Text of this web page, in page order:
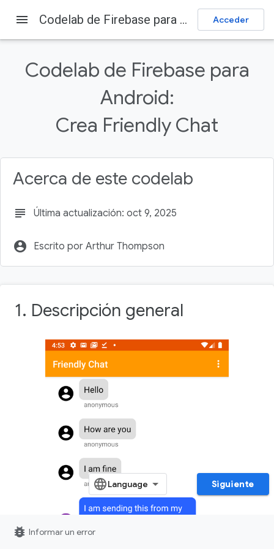
Firebase Firebase Codelabs
1. Descripción general
Clona el repositorio
Verifica las dependencias
menu Codelab de Firebase para Android: Crea Friendly Chat Acceder
Codelab de Firebase para
Android:
Crea Friendly Chat
Acerca de este codelab
subject Última actualización: oct 9, 2025
account_circle Escrito por Arthur Thompson
1. Descripción general
Siguiente
bug_report Informar un error